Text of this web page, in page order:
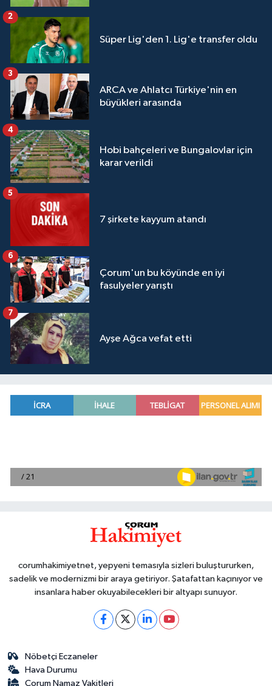
Süper Lig'den 1. Lig'e transfer oldu
2
ARCA ve Ahlatcı Türkiye'nin en
büyükleri arasında
3
Hobi bahçeleri ve Bungalovlar için
karar verildi
4
7 şirkete kayyum atandı
5
Çorum'un bu köyünde en iyi
fasulyeler yarıştı
6
Ayşe Ağca vefat etti
7
corumhakimiyetnet, yepyeni temasıyla sizleri buluştururken,
sadelik ve modernizmi bir araya getiriyor. Şatafattan kaçınıyor ve
insanlara haber okuyabilecekleri bir altyapı sunuyor.
Nöbetçi Eczaneler
Hava Durumu
Çorum Namaz Vakitleri